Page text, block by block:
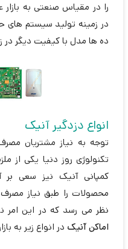
را در مقیاس صنعتی به
در زمینه تولید سیستم
ده ها مدل با کیفیت دیگر در
انواع دزدگیر آنیک
توجه به نیاز مشتریان
تکنولوژی روز دنیا یکی از
کمپانی آنیک نیز سعی
محصولات را طبق نیاز
نظر می رسد که در این امر
اماکن آنیک در انواع زیر به